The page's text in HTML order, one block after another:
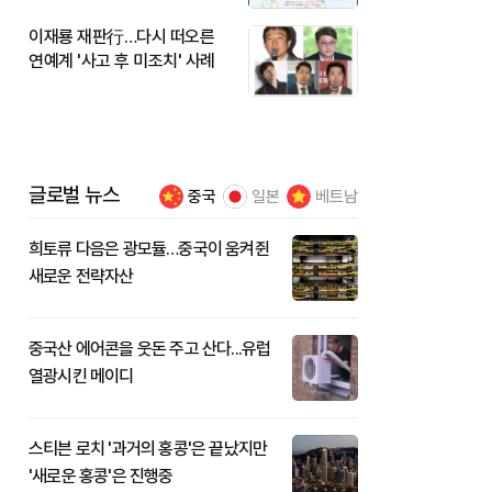
이재룡 재판行…다시 떠오른
연예계 '사고 후 미조치' 사례
글로벌 뉴스 중국 일본 베트남
희토류 다음은 광모듈…중국이 움켜쥔
새로운 전략자산
중국산 에어콘을 웃돈 주고 산다...유럽
열광시킨 메이디
스티븐 로치 '과거의 홍콩'은 끝났지만
'새로운 홍콩'은 진행중